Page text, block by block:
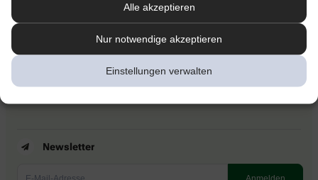
Alle akzeptieren
Nur notwendige akzeptieren
Einstellungen verwalten
Newsletter
Barrierefreiheitserklärung
Newsletter